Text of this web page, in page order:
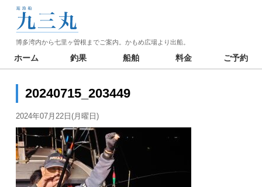
博多湾内から七里ヶ曽根までご案内。かもめ広場より出船。
ホーム 釣果 船舶 料金 ご予約
20240715_203449
2024年07月22日(月曜日)